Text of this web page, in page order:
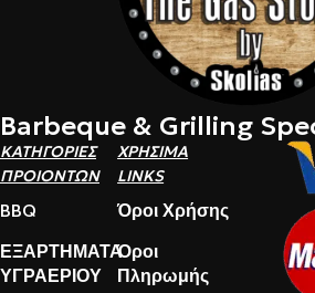
Barbeque & Grilling
ΚΑΤΗΓΟΡΙΕΣ
ΠΡΟΙΟΝΤΩΝ
BBQ
ΕΞΑΡΤΗΜΑΤΑ
ΥΓΡΑΕΡΙΟΥ
ΧΡΗΣΙΜΑ
LINKS
Όροι Χρήσης
Όροι
Πληρωμής